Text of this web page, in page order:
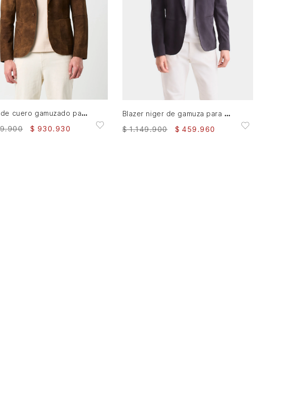
AGREGAR AL CARRITO
Blazer de cuero gamuzado para hombre Sole
.900 $ 930.930
AGREGAR AL CARRITO
Blazer niger de gamuza para hombre fit semi ajustado
$ 1.149.900 $ 459 .960